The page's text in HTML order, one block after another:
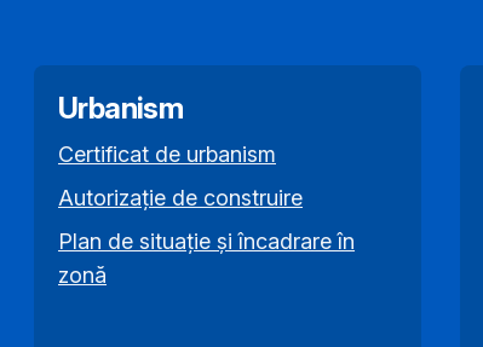
Urbanism
Certificat de urbanism
Autorizație de construire
Plan de situație și încadrare în
zonă